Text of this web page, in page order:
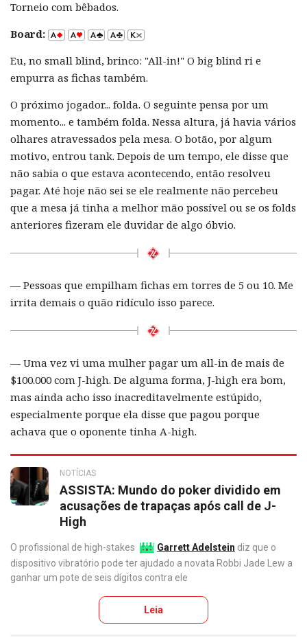
Torneio com bêbados.
Board:
Eu, no small blind, brinco: "All-in!" O big blind ri e
empurra as fichas também.
O próximo jogador... folda. O seguinte pensa por um
momento... e também folda. Nessa altura, já havia vários
olhares atravessados pela mesa. O botão, por algum
motivo, entrou tank. Depois de um tempo, ele disse que
não sabia o que estava acontecendo, então resolveu
pagar. Até hoje não sei se ele realmente não percebeu
que a mesa já tinha a melhor mão possível ou se os folds
anteriores fizeram ele duvidar de algo óbvio.
— Pessoas que empilham fichas em torres de 5 ou 10. Me
irrita demais o quão ridículo isso parece.
— Uma vez vi uma mulher pagar um all-in de mais de
$100.000 com J-high. De alguma forma, J-high era bom,
mas ainda acho isso inacreditavelmente estúpido,
especialmente porque ela disse que pagou porque
achava que o oponente tinha A-high.
NOTÍCIAS
ASSISTA: Mundo do poker dividido em
acusações de trapaças após call de J-
High
O profissional de high-stakes Garrett Adelstein diz que o
dispositivo vibratório pode ter ajudado a novata Robbi Jade Lew a
ganhar um pote de seis dígitos contra ele
Leia